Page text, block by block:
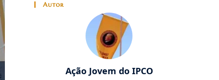
Autor
Ação Jovem do IPCO